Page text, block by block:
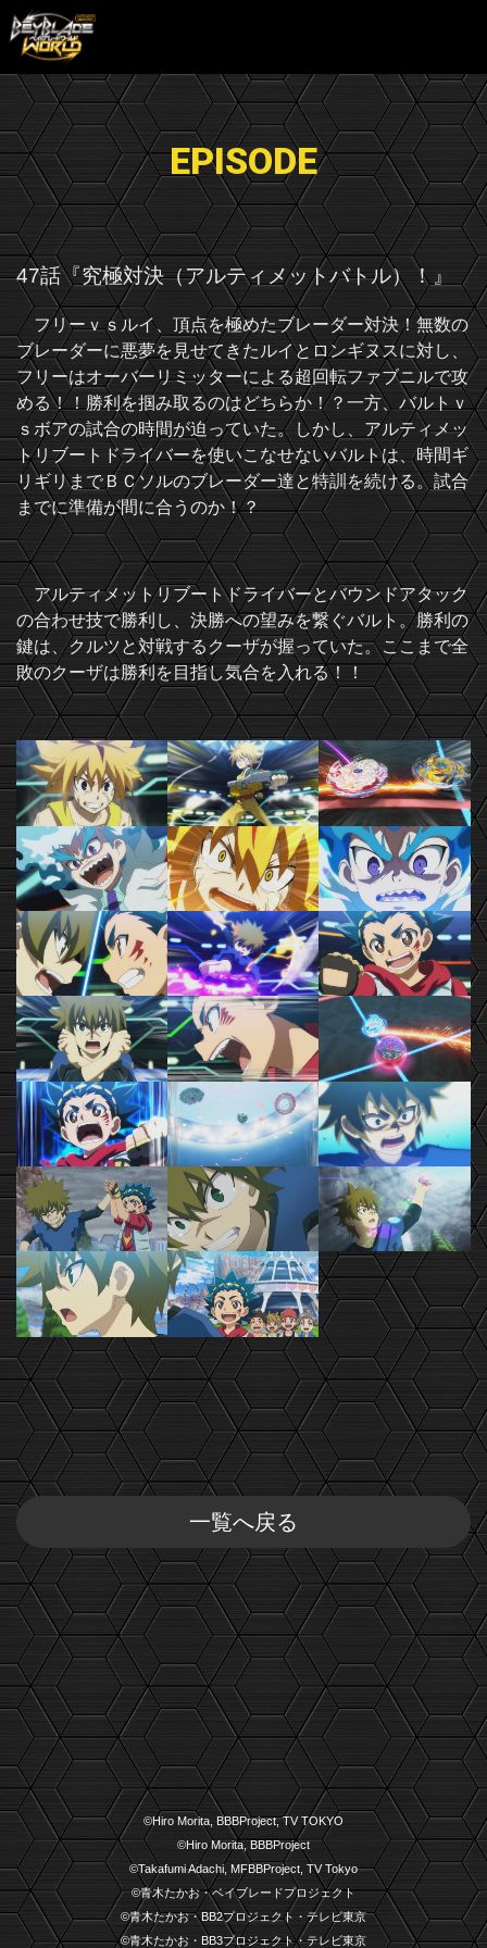
EPISODE
47話『究極対決（アルティメットバトル）！』
フリーｖｓルイ、頂点を極めたブレーダー対決！無数の
ブレーダーに悪夢を見せてきたルイとロンギヌスに対し、
フリーはオーバーリミッターによる超回転ファブニルで攻
める！！勝利を掴み取るのはどちらか！？一方、バルトｖ
ｓボアの試合の時間が迫っていた。しかし、アルティメッ
トリブートドライバーを使いこなせないバルトは、時間ギ
リギリまでＢＣソルのブレーダー達と特訓を続ける。試合
までに準備が間に合うのか！？
アルティメットリブートドライバーとバウンドアタック
の合わせ技で勝利し、決勝への望みを繋ぐバルト。勝利の
鍵は、クルツと対戦するクーザが握っていた。ここまで全
敗のクーザは勝利を目指し気合を入れる！！
一覧へ戻る
©Hiro Morita, BBBProject, TV TOKYO
©Hiro Morita, BBBProject
©Takafumi Adachi, MFBBProject, TV Tokyo
©青木たかお・ベイブレードプロジェクト
©青木たかお・BB2プロジェクト・テレビ東京
©青木たかお・BB3プロジェクト・テレビ東京